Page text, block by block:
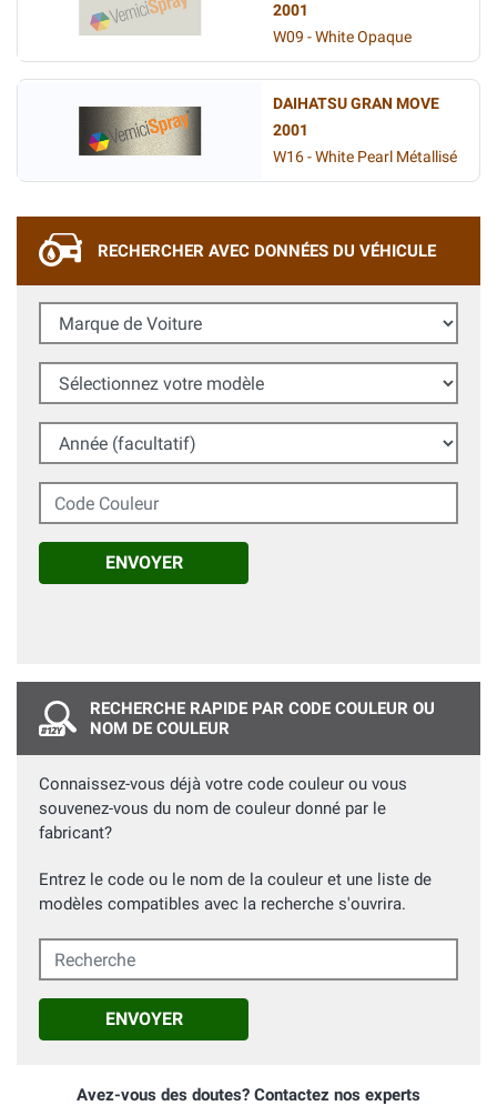
2001
W09 - White Opaque
DAIHATSU GRAN MOVE
2001
W16 - White Pearl Métallisé
RECHERCHER AVEC DONNÉES DU VÉHICULE
Marque de Voiture
Sélectionnez votre modèle
Année (facultatif)
Code Couleur
ENVOYER
RECHERCHE RAPIDE PAR CODE COULEUR OU
NOM DE COULEUR
Connaissez-vous déjà votre code couleur ou vous
souvenez-vous du nom de couleur donné par le
fabricant?
Entrez le code ou le nom de la couleur et une liste de
modèles compatibles avec la recherche s'ouvrira.
Recherche
ENVOYER
Avez-vous des doutes? Contactez nos experts